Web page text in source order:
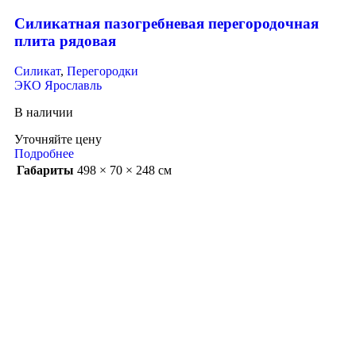
Силикатная пазогребневая перегородочная
плита рядовая
Силикат, Перегородки
ЭКО Ярославль
В наличии
Уточняйте цену
Подробнее
Габариты 498 × 70 × 248 см